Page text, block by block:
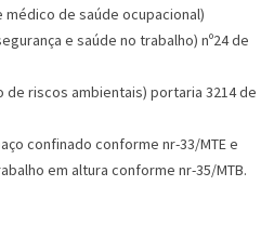
de saúde ocupacional)
e saúde no trabalho) nº24 de
de riscos ambientais) portaria 3214 de
confinado conforme nr-33/MTE e
em altura conforme nr-35/MTB.